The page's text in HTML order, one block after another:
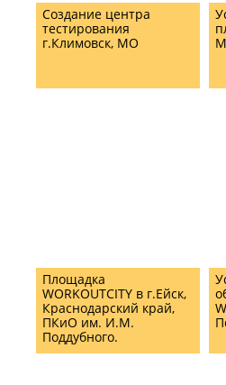
Создание центра
тестирования
г.Климовск, МО
Площадка
WORKOUTCITY в г.Ейск,
Краснодарский край,
ПКиО им. И.М.
Поддубного.